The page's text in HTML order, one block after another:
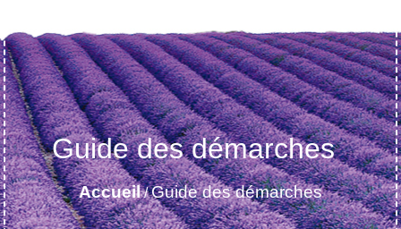
Guide des démarches
Accueil/Guide des démarches